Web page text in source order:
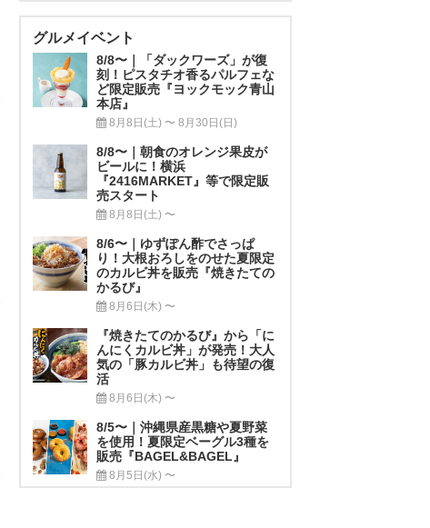
グルメイベント
8/8〜｜「ダックワーズ」が復
刻！ピスタチオ香るパルフェな
ど限定販売『ヨックモック青山
本店』
8月8日(土) 〜 8月30日(日)
8/8〜｜朝食のオレンジ果皮が
ビールに！横浜
『2416MARKET』等で限定販
売スタート
8月8日(土) 〜
8/6〜｜ゆずぽん酢でさっぱ
り！大根おろしをのせた夏限定
のカルビ丼を販売『焼きたての
かるび』
8月6日(木) 〜
『焼きたてのかるび』から「に
んにくカルビ丼」が発売！大人
気の「豚カルビ丼」も待望の復
活
8月6日(木) 〜
8/5〜｜沖縄県産黒糖や夏野菜
を使用！夏限定ベーグル3種を
販売『BAGEL&BAGEL』
8月5日(水) 〜